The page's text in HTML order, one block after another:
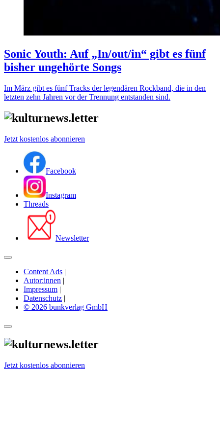
Sonic Youth: Auf „In/out/in“ gibt es fünf
bisher ungehörte Songs
Im März gibt es fünf Tracks der legendären Rockband, die in den
letzten zehn Jahren vor der Trennung entstanden sind.
Jetzt kostenlos abonnieren
Facebook
Instagram
Threads
Newsletter
Content Ads |
Autor:innen |
Impressum |
Datenschutz |
© 2026 bunkverlag GmbH
Jetzt kostenlos abonnieren